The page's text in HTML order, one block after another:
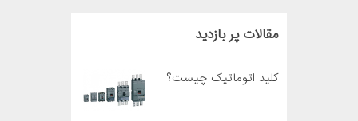
مقالات پر بازدید
کلید اتوماتیک چیست؟